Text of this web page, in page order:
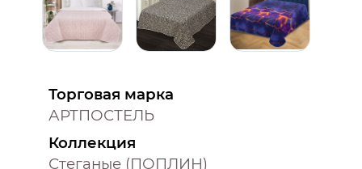
Торговая марка
АРТПОСТЕЛЬ
Коллекция
Стеганые (ПОПЛИН)